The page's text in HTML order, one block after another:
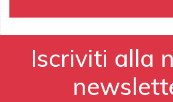
Iscriviti alla